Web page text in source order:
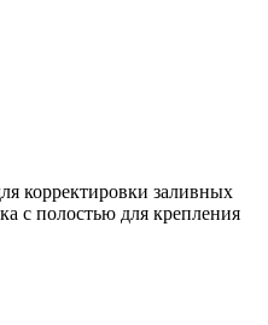
корректировки заливных
с полостью для крепления